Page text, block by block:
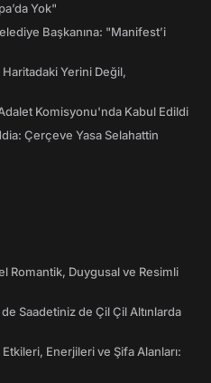
Yok"
Başkanına: "Manifest’i
Yerini Değil,
Komisyonu'nda Kabul Edildi
Çerçeve Yasa Selahattin
Romantik, Duygusal ve Resimli
Saadetiniz de Çil Çil Altınlarda
Enerjileri ve Şifa Alanları: